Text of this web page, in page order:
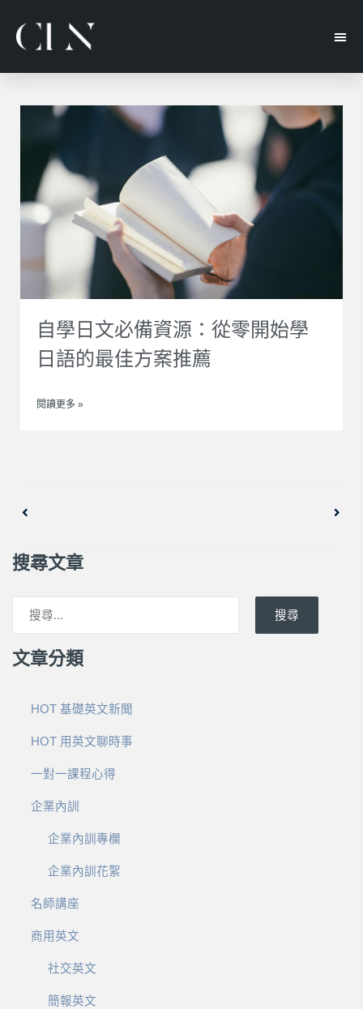
自學日文必備資源：從零開始學
日語的最佳方案推薦
閱讀更多 »
搜尋文章
搜尋
文章分類
HOT 基礎英文新聞
HOT 用英文聊時事
一對一課程心得
企業內訓
企業內訓專欄
企業內訓花絮
名師講座
商用英文
社交英文
簡報英文